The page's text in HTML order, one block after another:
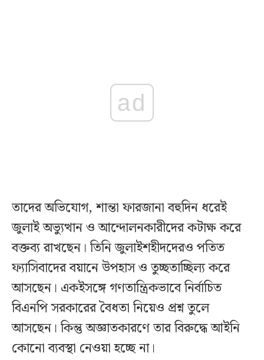
ad
তাদের অভিযোগ, শান্তা ফারজানা বহুদিন ধরেই
জুলাই অভ্যুত্থান ও আন্দোলনকারীদের কটাক্ষ করে
বক্তব্য রাখছেন। তিনি জুলাইশহীদদেরও পতিত
ফ্যাসিবাদের বয়ানে উপহাস ও তুচ্ছতাচ্ছিল্য করে
আসছেন। একইসঙ্গে গণতান্ত্রিকভাবে নির্বাচিত
বিএনপি সরকারের বৈধতা নিয়েও প্রশ্ন তুলে
আসছেন। কিন্তু অজ্ঞাতকারণে তার বিরুদ্ধে আইনি
কোনো ব্যবস্থা নেওয়া হচ্ছে না।